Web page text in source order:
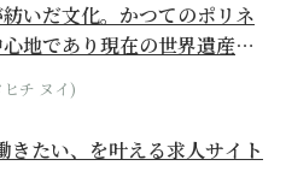
いだ文化。かつてのポリネ
地であり現在の世界遺産か
る...
チ ヌイ)
きたい、を叶える求人サイト